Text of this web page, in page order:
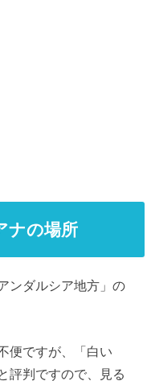
ナの場所
ンダルシア地方」の
便ですが、「白い
評判ですので、見る